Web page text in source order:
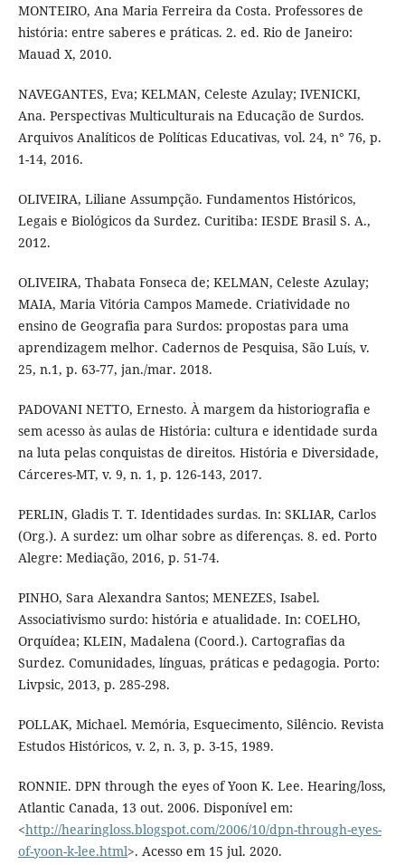
MONTEIRO, Ana Maria Ferreira da Costa. Professores de
história: entre saberes e práticas. 2. ed. Rio de Janeiro:
Mauad X, 2010.
NAVEGANTES, Eva; KELMAN, Celeste Azulay; IVENICKI,
Ana. Perspectivas Multiculturais na Educação de Surdos.
Arquivos Analíticos de Políticas Educativas, vol. 24, n° 76, p.
1-14, 2016.
OLIVEIRA, Liliane Assumpção. Fundamentos Históricos,
Legais e Biológicos da Surdez. Curitiba: IESDE Brasil S. A.,
2012.
OLIVEIRA, Thabata Fonseca de; KELMAN, Celeste Azulay;
MAIA, Maria Vitória Campos Mamede. Criatividade no
ensino de Geografia para Surdos: propostas para uma
aprendizagem melhor. Cadernos de Pesquisa, São Luís, v.
25, n.1, p. 63-77, jan./mar. 2018.
PADOVANI NETTO, Ernesto. À margem da historiografia e
sem acesso às aulas de História: cultura e identidade surda
na luta pelas conquistas de direitos. História e Diversidade,
Cárceres-MT, v. 9, n. 1, p. 126-143, 2017.
PERLIN, Gladis T. T. Identidades surdas. In: SKLIAR, Carlos
(Org.). A surdez: um olhar sobre as diferenças. 8. ed. Porto
Alegre: Mediação, 2016, p. 51-74.
PINHO, Sara Alexandra Santos; MENEZES, Isabel.
Associativismo surdo: história e atualidade. In: COELHO,
Orquídea; KLEIN, Madalena (Coord.). Cartografias da
Surdez. Comunidades, línguas, práticas e pedagogia. Porto:
Livpsic, 2013, p. 285-298.
POLLAK, Michael. Memória, Esquecimento, Silêncio. Revista
Estudos Históricos, v. 2, n. 3, p. 3-15, 1989.
RONNIE. DPN through the eyes of Yoon K. Lee. Hearing/loss,
Atlantic Canada, 13 out. 2006. Disponível em:
<http://hearingloss.blogspot.com/2006/10/dpn-through-eyes-
of-yoon-k-lee.html>. Acesso em 15 jul. 2020.